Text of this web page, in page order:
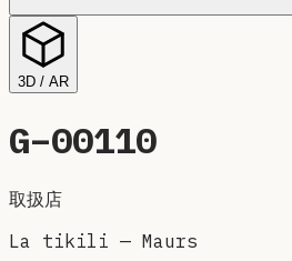
3D / AR
G–00110
取扱店
La tikili — Maurs